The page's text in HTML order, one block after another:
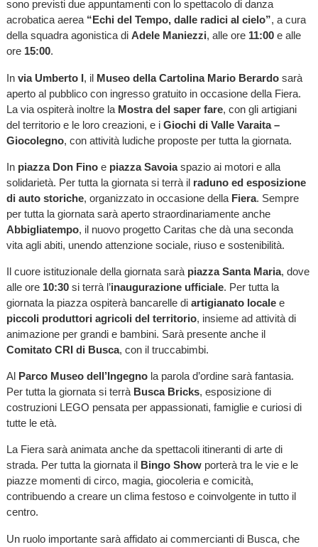
sono previsti due appuntamenti con lo spettacolo di danza
acrobatica aerea “Echi del Tempo, dalle radici al cielo”, a cura
della squadra agonistica di Adele Maniezzi, alle ore 11:00e alle
ore 15:00.
In via Umberto I, il Museo della Cartolina Mario Berardosarà
aperto al pubblico con ingresso gratuito in occasione della Fiera.
La via ospiterà inoltre la Mostra del saper fare, con gli artigiani
del territorio e le loro creazioni, e i Giochi di Valle Varaita –
Giocolegno, con attività ludiche proposte per tutta la giornata.
In piazza Don Finoe piazza Savoiaspazio ai motori e alla
solidarietà. Per tutta la giornata si terrà il raduno ed esposizione
di auto storiche, organizzato in occasione della Fiera. Sempre
per tutta la giornata sarà aperto straordinariamente anche
Abbigliatempo, il nuovo progetto Caritas che dà una seconda
vita agli abiti, unendo attenzione sociale, riuso e sostenibilità.
Il cuore istituzionale della giornata sarà piazza Santa Maria, dove
alle ore 10:30si terrà l’inaugurazione ufficiale. Per tutta la
giornata la piazza ospiterà bancarelle di artigianato localee
piccoli produttori agricoli del territorio, insieme ad attività di
animazione per grandi e bambini. Sarà presente anche il
Comitato CRI di Busca, con il truccabimbi.
Al Parco Museo dell’Ingegnola parola d’ordine sarà fantasia.
Per tutta la giornata si terrà Busca Bricks, esposizione di
costruzioni LEGO pensata per appassionati, famiglie e curiosi di
tutte le età.
La Fiera sarà animata anche da spettacoli itineranti di arte di
strada. Per tutta la giornata il Bingo Showporterà tra le vie e le
piazze momenti di circo, magia, giocoleria e comicità,
contribuendo a creare un clima festoso e coinvolgente in tutto il
centro.
Un ruolo importante sarà affidato ai commercianti di Busca, che